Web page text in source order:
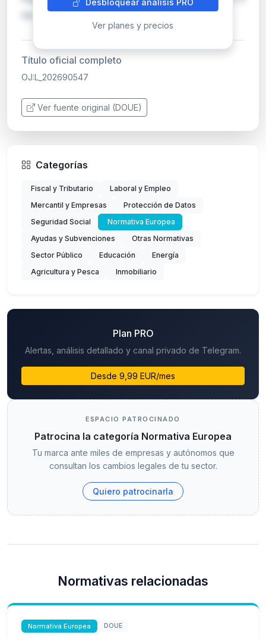
los sujetos obligados. Se recomienda c…
Desbloquear análisis PRO
Ver planes y precios
Título oficial completo
OJ:L_202690547
Ver fuente original (DOUE)
Categorías
Fiscal y Tributario
Laboral y Empleo
Mercantil y Empresas
Protección de Datos
Seguridad Social
Normativa Europea
Ayudas y Subvenciones
Otras Normativas
Sector Público
Educación
Energía
Agricultura y Pesca
Inmobiliario
Plan PRO
Alertas, análisis detallado y canal privado de Telegram.
Desde 9,99 EUR/mes
ESPACIO PATROCINADO
Patrocina la categoría Normativa Europea
Tu marca ante miles de empresas y autónomos que
consultan los cambios legales de tu sector.
Quiero patrocinarla
Normativas relacionadas
Normativa Europea DOUE